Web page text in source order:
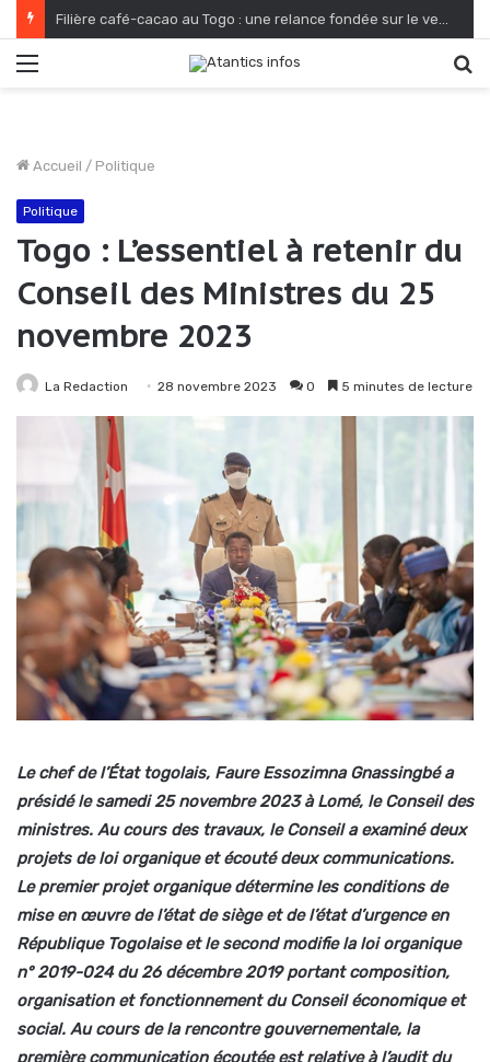
Filière café-cacao au Togo : une relance fondée sur le verdissement et la qualité
Accueil / Politique
Politique
Togo : L’essentiel à retenir du
Conseil des Ministres du 25
novembre 2023
La Redaction 28 novembre 2023 0 5 minutes de lecture
Le chef de l’État togolais, Faure Essozimna Gnassingbé a
présidé le samedi 25 novembre 2023 à Lomé, le Conseil des
ministres. Au cours des travaux, le Conseil a examiné deux
projets de loi organique et écouté deux communications.
Le premier projet organique détermine les conditions de
mise en œuvre de l’état de siège et de l’état d’urgence en
République Togolaise et le second modifie la loi organique
n° 2019-024 du 26 décembre 2019 portant composition,
organisation et fonctionnement du Conseil économique et
social. Au cours de la rencontre gouvernementale, la
première communication écoutée est relative à l’audit du